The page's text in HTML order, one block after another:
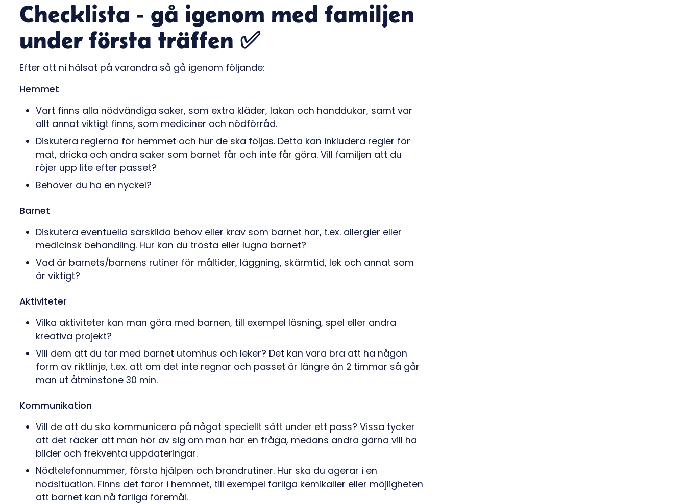
Checklista - gå igenom med familjen
under första träffen ✅
Efter att ni hälsat på varandra så gå igenom följande:
Hemmet
Vart finns alla nödvändiga saker, som extra kläder, lakan och handdukar, samt var
allt annat viktigt finns, som mediciner och nödförråd.
Diskutera reglerna för hemmet och hur de ska följas. Detta kan inkludera regler för
mat, dricka och andra saker som barnet får och inte får göra. Vill familjen att du
röjer upp lite efter passet?
Behöver du ha en nyckel?
Barnet
Diskutera eventuella särskilda behov eller krav som barnet har, t.ex. allergier eller
medicinsk behandling. Hur kan du trösta eller lugna barnet?
Vad är barnets/barnens rutiner för måltider, läggning, skärmtid, lek och annat som
är viktigt?
Aktiviteter
Vilka aktiviteter kan man göra med barnen, till exempel läsning, spel eller andra
kreativa projekt?
Vill dem att du tar med barnet utomhus och leker? Det kan vara bra att ha någon
form av riktlinje, t.ex. att om det inte regnar och passet är längre än 2 timmar så går
man ut åtminstone 30 min.
Kommunikation
Vill de att du ska kommunicera på något speciellt sätt under ett pass? Vissa tycker
att det räcker att man hör av sig om man har en fråga, medans andra gärna vill ha
bilder och frekventa uppdateringar.
Nödtelefonnummer, första hjälpen och brandrutiner. Hur ska du agerar i en
nödsituation. Finns det faror i hemmet, till exempel farliga kemikalier eller möjligheten
att barnet kan nå farliga föremål.